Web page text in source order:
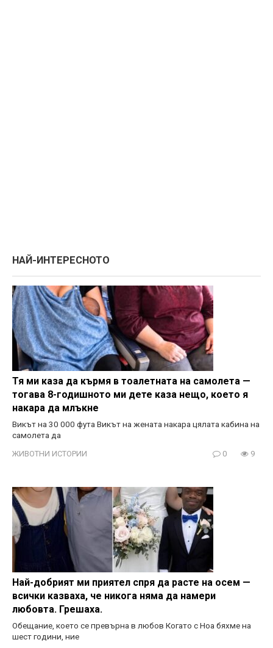
НАЙ-ИНТЕРЕСНОТО
Тя ми каза да кърмя в тоалетната на самолета —
тогава 8-годишното ми дете каза нещо, което я
накара да млъкне
Викът на 30 000 фута Викът на жената накара цялата кабина на
самолета да
ЖИВОТНИ ИСТОРИИ 0 9
Най-добрият ми приятел спря да расте на осем —
всички казваха, че никога няма да намери
любовта. Грешаха.
Обещание, което се превърна в любов Когато с Ноа бяхме на
шест години, ние